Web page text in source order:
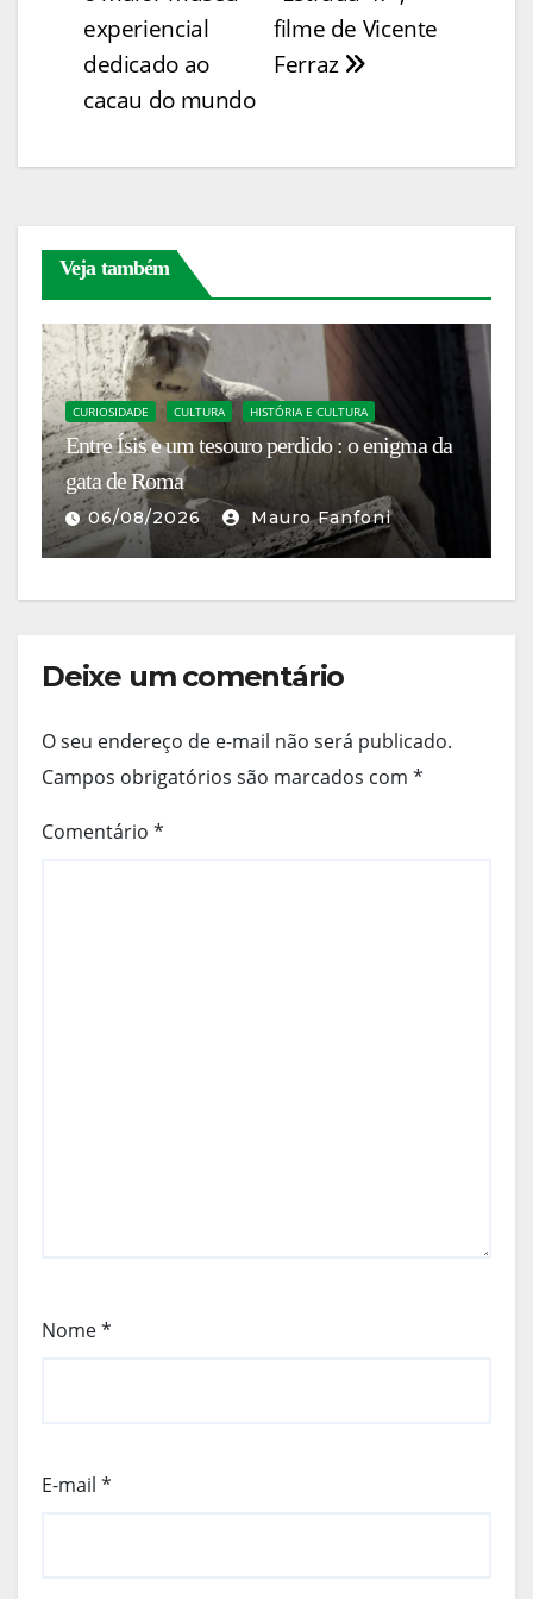
k
er
filme de Vicente
Ferraz
experiencial
dedicado ao
cacau do mundo
Veja também
CURIOSIDADE CULTURA HISTÓRIA E CULTURA
Entre Ísis e um tesouro perdido : o enigma da
gata de Roma
06/08/2026 Mauro Fanfoni
Deixe um comentário
O seu endereço de e-mail não será publicado.
Campos obrigatórios são marcados com *
Comentário *
Nome*
E-mail *